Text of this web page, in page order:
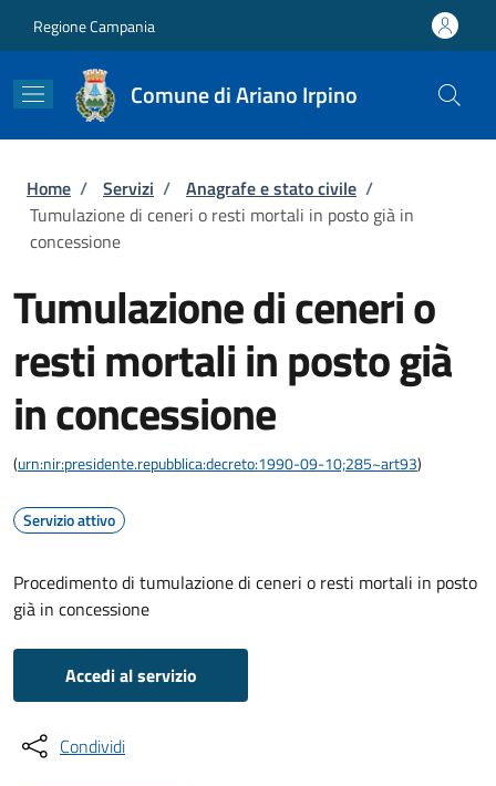
Regione Campania
Comune di Ariano Irpino
Briciole di pane
Home / Servizi / Anagrafe e stato civile /
Tumulazione di ceneri o resti mortali in posto già in
concessione
Tumulazione di ceneri o
resti mortali in posto già
in concessione
(urn:nir:presidente.repubblica:decreto:1990-09-10;285~art93)
Servizio attivo
Procedimento di tumulazione di ceneri o resti mortali in posto
già in concessione
Accedi al servizio
Condividi